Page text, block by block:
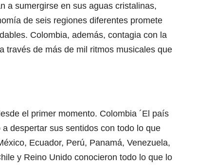
a sumergirse en sus aguas cristalinas,
de seis regiones diferentes promete
Colombia, además, contagia con la
través de más de mil ritmos musicales que
el primer momento. Colombia ´El país
despertar sus sentidos con todo lo que
Ecuador, Perú, Panamá, Venezuela,
y Reino Unido conocieron todo lo que lo